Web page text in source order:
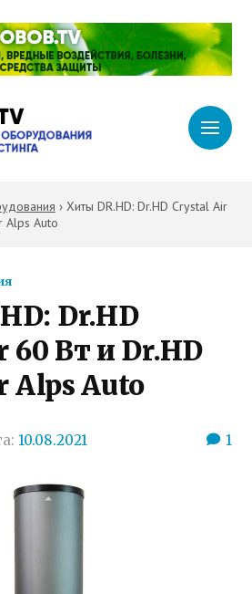
› Хиты DR.HD: Dr.HD Crystal Air
Alps Auto
Dr.HD
60 Вт и Dr.HD
Alps Auto
10.08.2021 1